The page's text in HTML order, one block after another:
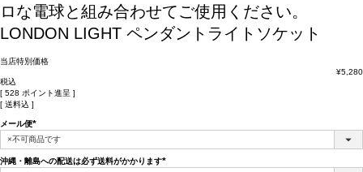
ロな電球と組み合わせてご使用ください。
LONDON LIGHT ペンダントライトソケット
当店特別価格
¥5,280
税込
[ 528 ポイント進呈 ]
送料込
メール便
(必
須)
沖縄・離島への配送は必ず送料がかかります